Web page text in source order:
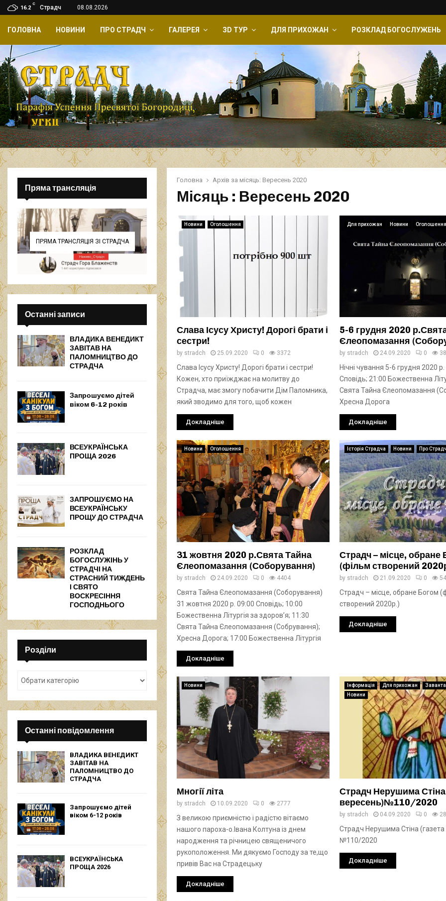
16.2
C
Страдч 08.08.2026
ГОЛОВНА НОВИНИ ПРО СТРАДЧ ГАЛЕРЕЯ ЗD ТУР ДЛЯ ПРИХОЖАН РОЗКЛАД БОГОСЛУЖЕНЬ
Головна Архів за місяць: Вересень 2020
Місяць : Вересень 2020
Новини Оголошення
Слава Ісусу Христу! Дорогі брати і
сестри!
by stradch 25.09.2020 0 3372
Слава Ісусу Христу! Дорогі брати і сестри!
Кожен, хто приїжджає на молитву до
Страдча, має змогу побачити Дім Паломника,
який зводимо для того, щоб кожен
Докладніше
Для прихожан Новини Оголошення
5-6 грудня 2020
Єлеопомазання
by stradch 24.09.2020 0
Нічні чування 5-6 грудня 2020
Сповідь; 21:00 Божественна
Свята Тайна Єлеопомазання
Хресна Дорога
Докладніше
Новини Оголошення
31 жовтня 2020 р.Свята Тайна
Єлеопомазання (Соборування)
by stradch 24.09.2020 0 4404
Свята Тайна Єлеопомазання (Соборування)
31 жовтня 2020 р. 09:00 Сповідь; 10:00
Божественна Літургія за здоров’я; 11:30
Свята Тайна Єлеопомазання (Собрування);
Хресна Дорога; 17:00 Божественна Літургія
Докладніше
Історія Страдча Новини Про Страдч
Страдч – місце, обране
(фільм створений
by stradch 21.09.2020 0
Страдч – місце, обране Богом
створений 2020р.)
Докладніше
Новини
Многії літа
by stradch 10.09.2020 0 2777
З великою приємністю і радістю вітаємо
нашого пароха-о.Івана Колтуна із днем
народження та річницею священичого
рукоположення. Ми дякуємо Господу за те,що
привів Вас на Страдецьку
Докладніше
Інформація Для прихожан
Новини
Страдч Нерушима Стіна
вересень)№110/2020
by stradch 04.09.2020 0
Страдч Нерушима Стіна
№110/2020
Докладніше
Пряма трансляція
ПРЯМА ТРАНСЛЯЦІЯ ЗІ СТРАДЧА
Останні записи
ВЛАДИКА ВЕНЕДИКТ
ЗАВІТАВ НА
ПАЛОМНИЦТВО ДО
СТРАДЧА
Запрошуємо дітей
віком 6-12 років
ВСЕУКРАЇНСЬКА
ПРОЩА 2026
ЗАПРОШУЄМО НА
ВСЕУКРАЇНСЬКУ
ПРОЩУ ДО СТРАДЧА
РОЗКЛАД
БОГОСЛУЖІНЬ У
СТРАДЧІ НА
СТРАСНИЙ ТИЖДЕНЬ
І СВЯТО
ВОСКРЕСІННЯ
ГОСПОДНЬОГО
Розділи
Останні повідомлення
ВЛАДИКА ВЕНЕДИКТ
ЗАВІТАВ НА
ПАЛОМНИЦТВО ДО
СТРАДЧА
Запрошуємо дітей
віком 6-12 років
ВСЕУКРАЇНСЬКА
ПРОЩА 2026